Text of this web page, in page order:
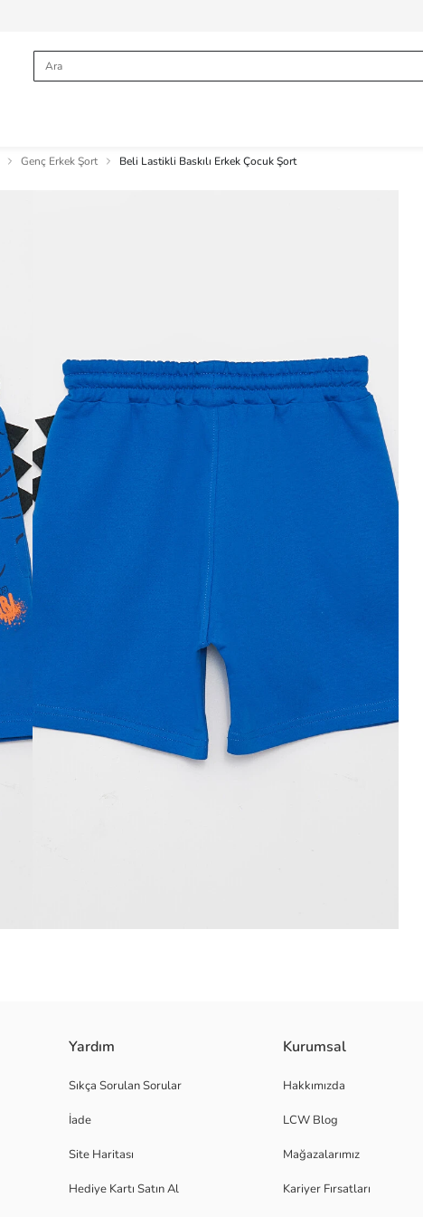
Genç Erkek Şort Beli Lastikli Baskılı Erkek Çocuk Şort
Yardım
Sıkça Sorulan Sorular
İade
Site Haritası
Hediye Kartı Satın Al
Kurumsal
Hakkımızda
LCW Blog
Mağazalarımız
Kariyer Fırsatları